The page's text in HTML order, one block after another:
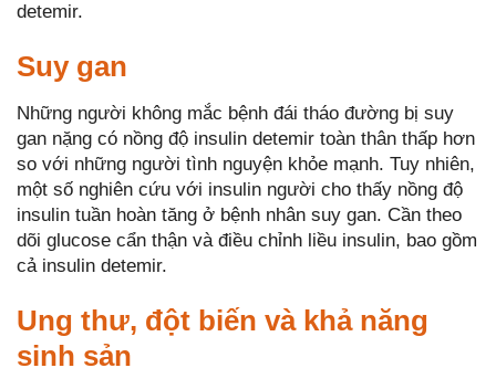
detemir.
Suy gan
Những người không mắc bệnh đái tháo đường bị suy
gan nặng có nồng độ insulin detemir toàn thân thấp hơn
so với những người tình nguyện khỏe mạnh. Tuy nhiên,
một số nghiên cứu với insulin người cho thấy nồng độ
insulin tuần hoàn tăng ở bệnh nhân suy gan. Cần theo
dõi glucose cẩn thận và điều chỉnh liều insulin, bao gồm
cả insulin detemir.
Ung thư, đột biến và khả năng
sinh sản